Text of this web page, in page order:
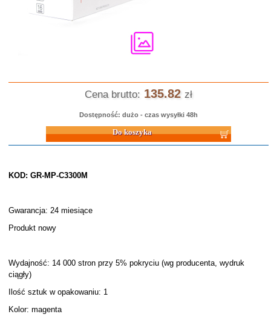
Cena brutto: 135.82 zł
Dostępność: dużo - czas wysyłki 48h
Do koszyka
KOD: GR-MP-C3300M
Gwarancja: 24 miesiące
Produkt nowy
Wydajność: 14 000 stron przy 5% pokryciu (wg producenta, wydruk
ciągły)
Ilość sztuk w opakowaniu: 1
Kolor: magenta